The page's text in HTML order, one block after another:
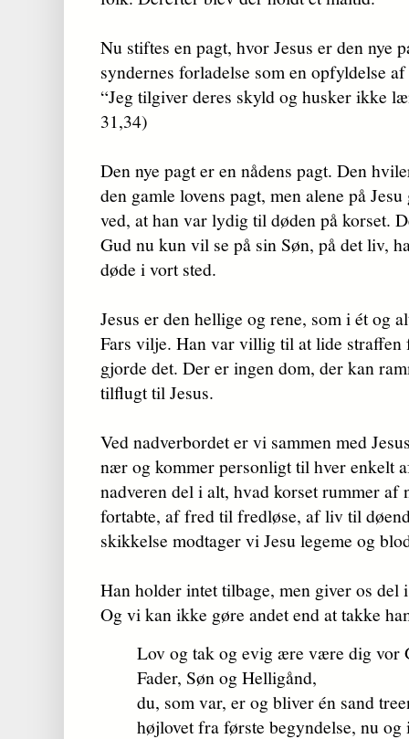
Nu stiftes en pagt, hvor Jesus er den nye
syndernes forladelse som en opfyldelse
“Jeg tilgiver deres skyld og husker ikke
31,34)
Den nye pagt er en nådens pagt. Den
den gamle lovens pagt, men alene på
ved, at han var lydig til døden på korset.
Gud nu kun vil se på sin Søn, på det liv,
døde i vort sted.
Jesus er den hellige og rene, som i ét og
Fars vilje. Han var villig til at lide straffen
gjorde det. Der er ingen dom, der kan
tilflugt til Jesus.
Ved nadverbordet er vi sammen med
nær og kommer personligt til hver enkelt
nadveren del i alt, hvad korset rummer
fortabte, af fred til fredløse, af liv til
skikkelse modtager vi Jesu legeme og
Han holder intet tilbage, men giver os
Og vi kan ikke gøre andet end at takke
Lov og tak og evig ære være dig vor
Fader, Søn og Helligånd,
du, som var, er og bliver én sand
højlovet fra første begyndelse, nu